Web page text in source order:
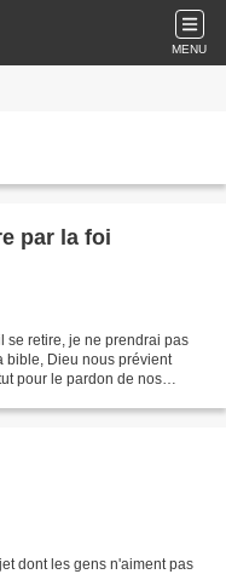
MENU
par la foi
se retire, je ne prendrai pas
bible, Dieu nous prévient
pour le pardon de nos
dont les gens n'aiment pas